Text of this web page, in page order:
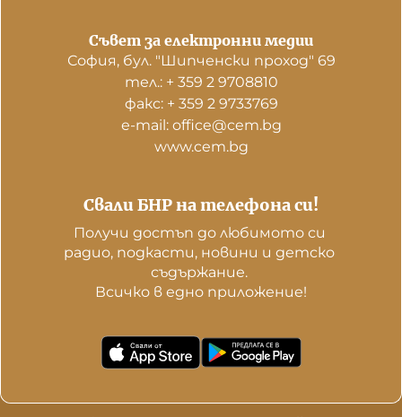
Свали БНР на телефона си!
Получи достъп до любимото си
радио, подкасти, новини и детско
съдържание.
Всичко в едно приложение!
Съвет за електронни медии
София, бул. "Шипченски проход" 69
тел.: + 359 2 9708810
факс: + 359 2 9733769
е-mail: office@cem.bg
www.cem.bg